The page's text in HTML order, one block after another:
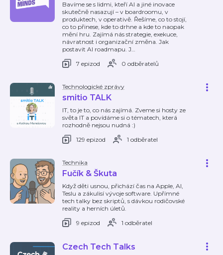
Bavíme se s lidmi, kteří AI a jiné inovace
skutečně nasazují – v boardroomu, v
produktech, v operativě. Řešíme, co to stojí,
co to přinese, kde to drhne a kde to naopak
mění hru. Zajímá nás strategie, exekuce,
návratnost i organizační změna. Jak
postavit AI roadmapu. J…
7 epizod
0 odběratelů
Technologické zprávy
smitio TALK
IT, to je to, co nás zajímá. Zveme si hosty ze
světa IT a povídáme si o tématech, která
rozhodně nejsou nudná :)
129 epizod
1 odběratel
Technika
Fučík & Škuta
Když děti usnou, přichází čas na Apple, AI,
Teslu a zákulisí vývoje software. Upřímné
tech talky bez skriptů, s dávkou rodičovské
reality a herních úletů.
9 epizod
1 odběratel
Czech Tech Talks